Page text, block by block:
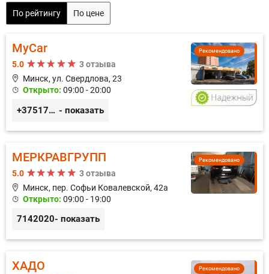
По рейтингу По цене
Рекомендовано
MyCar
5.0
3 отзыва
Минск, ул. Свердлова, 23
Открыто: 09:00 - 20:00
+375173212443 - показать
Рекомендовано
МЕРКРАВГРУПП
5.0
3 отзыва
Минск, пер. Софьи Ковалевской, 42а
Открыто: 09:00 - 19:00
7142020- показать
Рекомендовано
ХАДО